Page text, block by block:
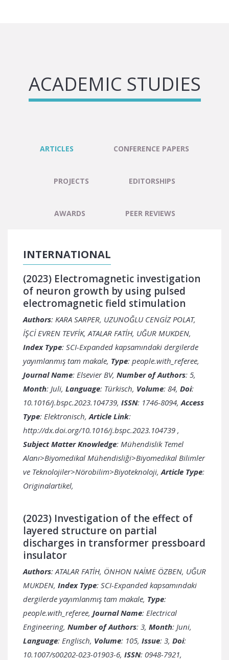
ACADEMIC STUDIES
ARTICLES CONFERENCE PAPERS
PROJECTS EDITORSHIPS
AWARDS PEER REVIEWS
INTERNATIONAL
(2023) Electromagnetic investigation
of neuron growth by using pulsed
electromagnetic field stimulation
Authors: KARA SARPER, UZUNOĞLU CENGİZ POLAT,
İŞCİ EVREN TEVFİK, ATALAR FATİH, UĞUR MUKDEN,
Index Type: SCI-Expanded kapsamındaki dergilerde
yayımlanmış tam makale, Type: people.with_referee,
Journal Name: Elsevier BV, Number of Authors: 5,
Month: Juli, Language: Türkisch, Volume: 84, Doi:
10.1016/j.bspc.2023.104739, ISSN: 1746-8094, Access
Type: Elektronisch, Article Link:
http://dx.doi.org/10.1016/j.bspc.2023.104739 ,
Subject Matter Knowledge: Mühendislik Temel
Alanı>Biyomedikal Mühendisliği>Biyomedikal Bilimler
ve Teknolojiler>Nörobilim>Biyoteknoloji, Article Type:
Originalartikel,
(2023) Investigation of the effect of
layered structure on partial
discharges in transformer pressboard
insulator
Authors: ATALAR FATİH, ÖNHON NAİME ÖZBEN, UĞUR
MUKDEN, Index Type: SCI-Expanded kapsamındaki
dergilerde yayımlanmış tam makale, Type:
people.with_referee, Journal Name: Electrical
Engineering, Number of Authors: 3, Month: Juni,
Language: Englisch, Volume: 105, Issue: 3, Doi:
10.1007/s00202-023-01903-6, ISSN: 0948-7921,